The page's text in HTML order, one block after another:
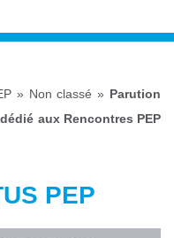
» Non classé » Parution
aux Rencontres PEP
PEP